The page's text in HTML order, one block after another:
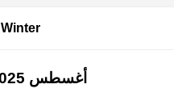
Winter
Date formats for 15 أغسطس 2025